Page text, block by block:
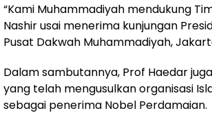
“Kami Muhammadiyah mendukung
Nashir usai menerima kunjungan
Pusat Dakwah Muhammadiyah,
Dalam sambutannya, Prof Haedar
yang telah mengusulkan organisasi
sebagai penerima Nobel Perdamaian.